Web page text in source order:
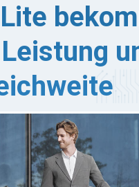
seiner Elektroroller
vorgestellt, die eine
Reichweite
der Xiaomi Electric
Xiaomi Electric